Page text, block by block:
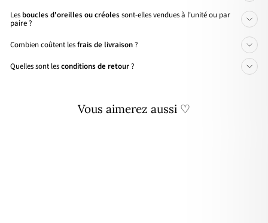
Les boucles d'oreilles ou créolessont-elles vendues à l'unité ou par
paire ?
Combien coûtent lesfrais de livraison?
Quelles sont lesconditions de retour?
Vous aimerez aussi ♡